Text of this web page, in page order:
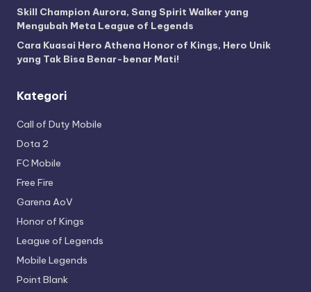
Skill Champion Aurora, Sang Spirit Walker yang
Mengubah Meta League of Legends
Cara Kuasai Hero Athena Honor of Kings, Hero Unik
yang Tak Bisa Benar-benar Mati!
Kategori
Call of Duty Mobile
Dota 2
FC Mobile
Free Fire
Garena AoV
Honor of Kings
League of Legends
Mobile Legends
Point Blank